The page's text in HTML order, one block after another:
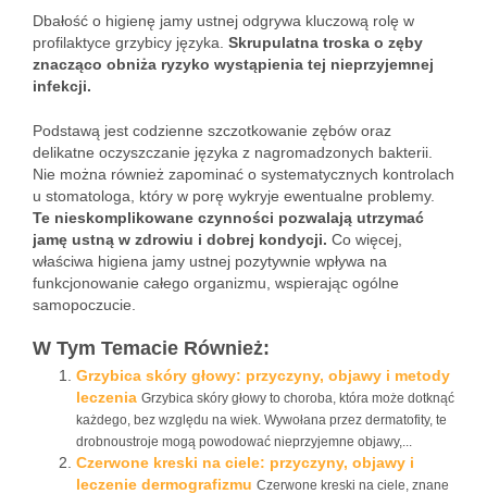
Dbałość o higienę jamy ustnej odgrywa kluczową rolę w
profilaktyce grzybicy języka. Skrupulatna troska o zęby
znacząco obniża ryzyko wystąpienia tej nieprzyjemnej
infekcji.
Podstawą jest codzienne szczotkowanie zębów oraz
delikatne oczyszczanie języka z nagromadzonych bakterii.
Nie można również zapominać o systematycznych kontrolach
u stomatologa, który w porę wykryje ewentualne problemy.
Te nieskomplikowane czynności pozwalają utrzymać
jamę ustną w zdrowiu i dobrej kondycji. Co więcej,
właściwa higiena jamy ustnej pozytywnie wpływa na
funkcjonowanie całego organizmu, wspierając ogólne
samopoczucie.
W Tym Temacie Również:
Grzybica skóry głowy: przyczyny, objawy i metody
leczenia Grzybica skóry głowy to choroba, która może dotknąć
każdego, bez względu na wiek. Wywołana przez dermatofity, te
drobnoustroje mogą powodować nieprzyjemne objawy,...
Czerwone kreski na ciele: przyczyny, objawy i
leczenie dermografizmu Czerwone kreski na ciele, znane